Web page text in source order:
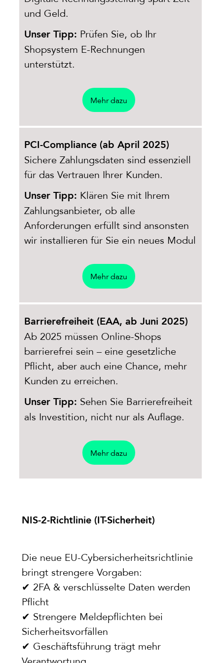
und Geld.
Unser Tipp: Prüfen Sie, ob Ihr
Shopsystem E-Rechnungen
unterstützt.
Mehr dazu
PCI-Compliance (ab April 2025)
Sichere Zahlungsdaten sind essenziell
für das Vertrauen Ihrer Kunden.
Unser Tipp: Klären Sie mit Ihrem
Zahlungsanbieter, ob alle
Anforderungen erfüllt sind ansonsten
wir installieren für Sie ein neues Modul
Mehr dazu
Barrierefreiheit (EAA, ab Juni 2025)
Ab 2025 müssen Online-Shops
barrierefrei sein – eine gesetzliche
Pflicht, aber auch eine Chance, mehr
Kunden zu erreichen.
Unser Tipp: Sehen Sie Barrierefreiheit
als Investition, nicht nur als Auflage.
Mehr dazu
NIS-2-Richtlinie (IT-Sicherheit)
Die neue EU-Cybersicherheitsrichtlinie
bringt strengere Vorgaben:
✔ 2FA & verschlüsselte Daten werden
Pflicht
✔ Strengere Meldepflichten bei
Sicherheitsvorfällen
✔ Geschäftsführung trägt mehr